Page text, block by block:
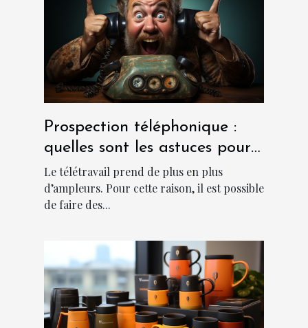
Prospection téléphonique :
quelles sont les astuces pour
sa réussite ?
Le télétravail prend de plus en plus
d’ampleurs. Pour cette raison, il est possible
de faire des...